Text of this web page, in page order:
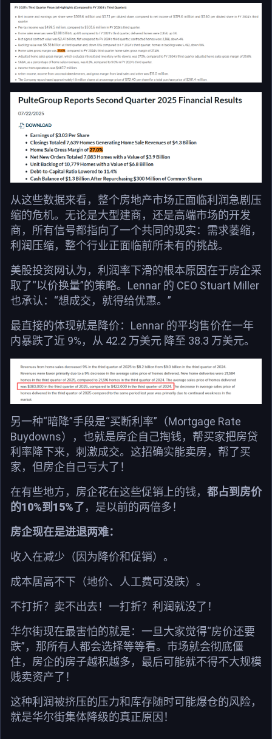
从这些数据来看，整个房地产市场正面临利润急剧压
缩的危机。无论是大型建商，还是高端市场的开发
商，所有信号都指向了一个共同的现实：需求萎缩，
利润压缩，整个行业正面临前所未有的挑战。
美股投资网认为，利润率下滑的根本原因在于房企采
取了“以价换量”的策略。Lennar 的 CEO Stuart Miller
也承认：“想成交，就得给优惠。”
最直接的体现就是降价：Lennar 的平均售价在一年
内暴跌了近 9%，从 42.2 万美元 降至 38.3 万美元。
另一种“暗降”手段是“买断利率”（Mortgage Rate
Buydowns），也就是房企自己掏钱，帮买家把房贷
利率降下来，刺激成交。这招确实能卖房，帮了买
家，但房企自己亏大了！
在有些地方，房企花在这些促销上的钱， 都占到房价
的10%到15%了，是以前的两倍多！
房企现在是进退两难：
收入在减少（因为降价和促销）。
成本居高不下（地价、人工费可没跌）。
不打折？卖不出去！一打折？利润就没了！
华尔街现在最害怕的就是：一旦大家觉得“房价还要
跌”，那所有人都会选择等等看。市场就会彻底僵
住，房企的房子越积越多，最后可能就不得不大规模
贱卖资产了！
这种利润被挤压的压力和库存随时可能爆仓的风险，
就是华尔街集体降级的真正原因！